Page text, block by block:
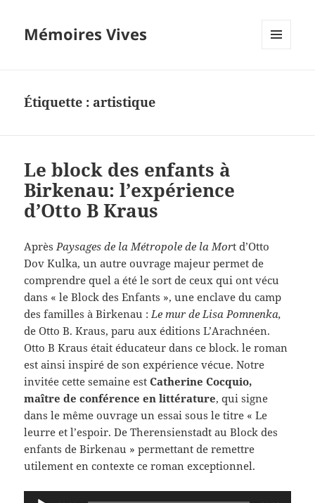
Mémoires Vives
Étiquette : artistique
Le block des enfants à
Birkenau: l’expérience
d’Otto B Kraus
AprèsPaysages de la Métropole de la Mort d’Otto
Dov Kulka, un autre ouvrage majeur permet de
comprendre quel a été le sort de ceux qui ont vécu
dans « le Block des Enfants », une enclave du camp
des familles à Birkenau : Le mur de Lisa Pomnenka,
de Otto B. Kraus, paru aux éditions L’Arachnéen.
Otto B Kraus était éducateur dans ce block. le roman
est ainsi inspiré de son expérience vécue. Notre
invitée cette semaine estCatherine Cocquio,
maître de conférence en littérature, qui signe
dans le même ouvrage un essai sous le titre « Le
leurre et l’espoir. De Therensienstadt au Block des
enfants de Birkenau » permettant de remettre
utilement en contexte ce roman exceptionnel.
Lecteur